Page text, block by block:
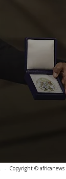
- Copyright © africanews